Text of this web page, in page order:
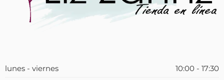
lunes - viernes
10:00 - 17:30